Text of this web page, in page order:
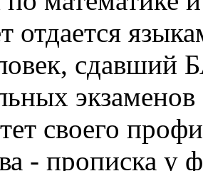
отдается
сдавший
своего
- прописка у